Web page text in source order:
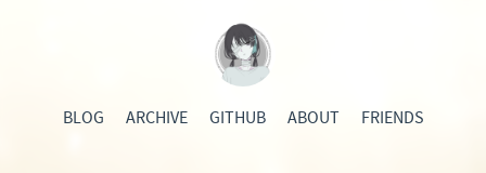
BLOG ARCHIVE GITHUB ABOUT FRIENDS